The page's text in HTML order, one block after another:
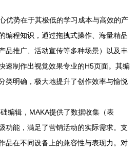
优势在于其极低的学习成本与高效的产
编程知识，通过拖拽式操作、海量精品
品推广、活动宣传等多种场景）以及丰
速制作出视觉效果专业的H5页面。其编
类明确，极大地提升了创作效率与愉悦
编辑，MAKA提供了数据收集（表
功能，满足了营销活动的实际需求。支
品在不同设备上的兼容性与表现力。对